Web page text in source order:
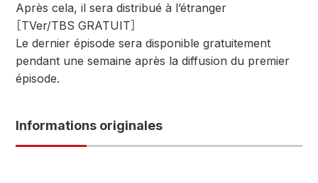
Après cela, il sera distribué à l’étranger
［TVer/TBS GRATUIT］
Le dernier épisode sera disponible gratuitement
pendant une semaine après la diffusion du premier
épisode.
Informations originales